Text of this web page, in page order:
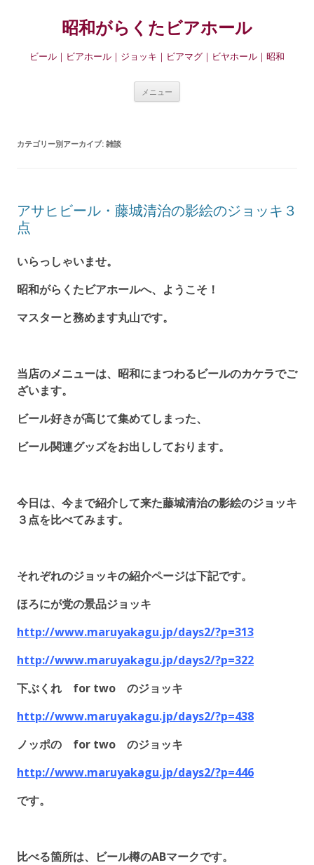
昭和がらくたビアホール
ビール｜ビアホール｜ジョッキ｜ビアマグ｜ビヤホール｜昭和
メニュー
カテゴリー別アーカイブ: 雑談
アサヒビール・藤城清治の影絵のジョッキ３
点
いらっしゃいませ。
昭和がらくたビアホールへ、ようこそ！
マスターと務めます丸山です。
当店のメニューは、昭和にまつわるビールのカケラでご
ざいます。
ビール好きが高じて集めてしまった、
ビール関連グッズをお出ししております。
今日は、今まで紹介して来た藤城清治の影絵のジョッキ
３点を比べてみます。
それぞれのジョッキの紹介ページは下記です。
ほろにが党の景品ジョッキ
http://www.maruyakagu.jp/days2/?p=313
http://www.maruyakagu.jp/days2/?p=322
下ぶくれ for two のジョッキ
http://www.maruyakagu.jp/days2/?p=438
ノッポの for two のジョッキ
http://www.maruyakagu.jp/days2/?p=446
です。
比べる箇所は、ビール樽のABマークです。